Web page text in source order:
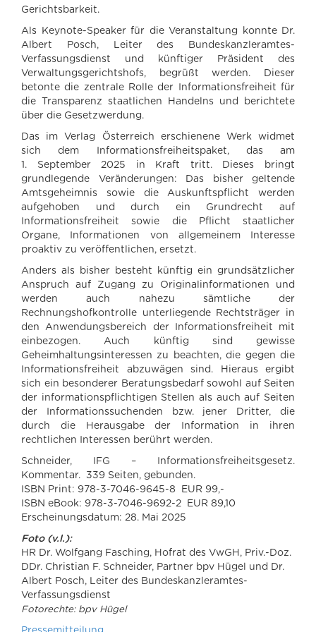
Gerichtsbarkeit.
Als Keynote-Speaker für die Veranstaltung konnte Dr.
Albert Posch, Leiter des Bundeskanzleramtes-
Verfassungsdienst und künftiger Präsident des
Verwaltungsgerichtshofs, begrüßt werden. Dieser
betonte die zentrale Rolle der Informationsfreiheit für
die Transparenz staatlichen Handelns und berichtete
über die Gesetzwerdung.
Das im Verlag Österreich erschienene Werk widmet
sich dem Informationsfreiheitspaket, das am
1. September 2025 in Kraft tritt. Dieses bringt
grundlegende Veränderungen: Das bisher geltende
Amtsgeheimnis sowie die Auskunftspflicht werden
aufgehoben und durch ein Grundrecht auf
Informationsfreiheit sowie die Pflicht staatlicher
Organe, Informationen von allgemeinem Interesse
proaktiv zu veröffentlichen, ersetzt.
Anders als bisher besteht künftig ein grundsätzlicher
Anspruch auf Zugang zu Originalinformationen und
werden auch nahezu sämtliche der
Rechnungshofkontrolle unterliegende Rechtsträger in
den Anwendungsbereich der Informationsfreiheit mit
einbezogen. Auch künftig sind gewisse
Geheimhaltungsinteressen zu beachten, die gegen die
Informationsfreiheit abzuwägen sind. Hieraus ergibt
sich ein besonderer Beratungsbedarf sowohl auf Seiten
der informationspflichtigen Stellen als auch auf Seiten
der Informationssuchenden bzw. jener Dritter, die
durch die Herausgabe der Information in ihren
rechtlichen Interessen berührt werden.
Schneider, IFG – Informationsfreiheitsgesetz.
Kommentar. 339 Seiten, gebunden.
ISBN Print: 978-3-7046-9645-8 EUR 99,-
ISBN eBook: 978-3-7046-9692-2 EUR 89,10
Erscheinungsdatum: 28. Mai 2025
Foto (v.l.):
HR Dr. Wolfgang Fasching, Hofrat des VwGH, Priv.-Doz.
DDr. Christian F. Schneider, Partner bpv Hügel und Dr.
Albert Posch, Leiter des Bundeskanzleramtes-
Verfassungsdienst
Fotorechte: bpv Hügel